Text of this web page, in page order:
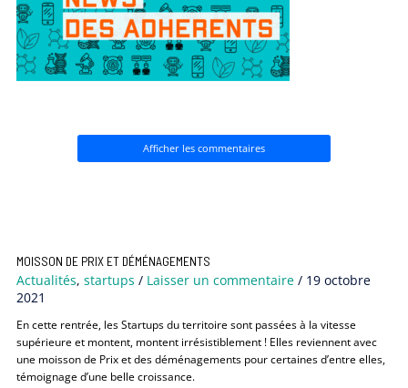
Afficher les commentaires
MOISSON DE PRIX ET DÉMÉNAGEMENTS
Actualités,startups / Laisser un commentaire / 19 octobre
2021
En cette rentrée, les Startups du territoire sont passées à la vitesse
supérieure et montent, montent irrésistiblement ! Elles reviennent avec
une moisson de Prix et des déménagements pour certaines d’entre elles,
témoignage d’une belle croissance.